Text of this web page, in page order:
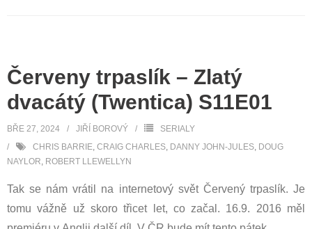
Červeny trpaslík – Zlatý
dvacátý (Twentica) S11E01
BŘE 27, 2024 JIŘÍ BOROVÝ
SERIALY
CHRIS BARRIE, CRAIG CHARLES, DANNY JOHN-JULES, DOUG
NAYLOR, ROBERT LLEWELLYN
Tak se nám vrátil na internetový svět Červený trpaslík. Je
tomu vážně už skoro třicet let, co začal. 16.9. 2016 měl